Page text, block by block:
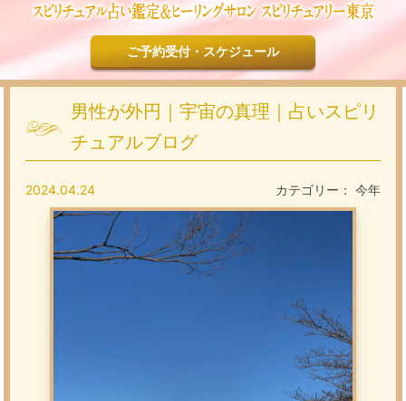
ご予約受付・スケジュール
男性が外円｜宇宙の真理｜占いスピリ
チュアルブログ
カテゴリー： 今年
2024.04.24